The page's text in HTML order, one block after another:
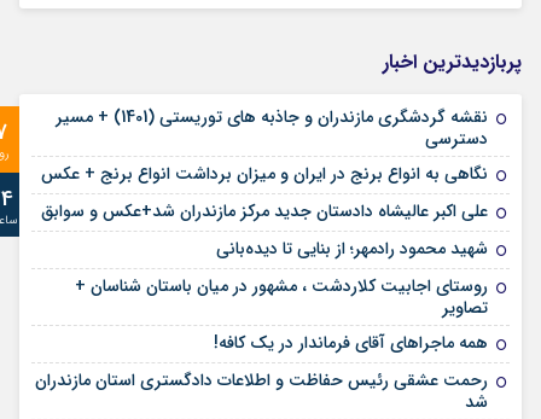
پربازدیدترین اخبار
نقشه گردشگری مازندران و جاذبه های توریستی (1401) + مسیر
دسترسی
نگاهی به انواع برنج در ایران و میزان برداشت انواع برنج + عکس
علی‌ اکبر عالیشاه دادستان جدید مرکز مازندران شد+عکس و سوابق
شهید محمود رادمهر؛ از بنایی تا دیده‌بانی
روستای اجابیت کلاردشت ، مشهور در میان باستان شناسان +
تصاویر
همه ماجراهای آقای فرماندار در یک کافه!
رحمت عشقی رئیس حفاظت و اطلاعات دادگستری استان مازندران
شد